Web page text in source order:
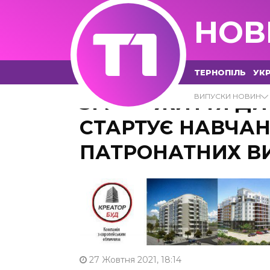
ТЕРНОПІЛЬ
ВИПУСКИ НОВИН
ЗМІНИ ЖИТТЯ
СТАРТУЄ
ПАТРОНАТНИХ
27 Жовтня 2021, 18:14